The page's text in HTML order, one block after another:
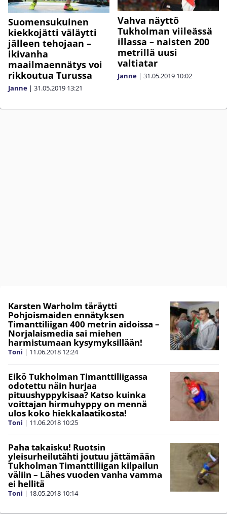
Suomensukuinen
kiekkojätti väläytti
jälleen tehojaan –
ikivanha
maailmaennätys voi
rikkoutua Turussa
Janne | 31.05.2019 13:21
Vahva näyttö
Tukholman viileässä
illassa – naisten 200
metrillä uusi
valtiatar
Janne | 31.05.2019 10:02
Karsten Warholm täräytti
Pohjoismaiden ennätyksen
Timanttiliigan 400 metrin aidoissa –
Norjalaismedia sai miehen
harmistumaan kysymyksillään!
Toni | 11.06.2018 12:24
Eikö Tukholman Timanttiliigassa
odotettu näin hurjaa
pituushyppykisaa? Katso kuinka
voittajan hirmuhyppy on mennä
ulos koko hiekkalaatikosta!
Toni | 11.06.2018 10:25
Paha takaisku! Ruotsin
yleisurheilutähti joutuu jättämään
Tukholman Timanttiliigan kilpailun
väliin – Lähes vuoden vanha vamma
ei hellitä
Toni | 18.05.2018 10:14